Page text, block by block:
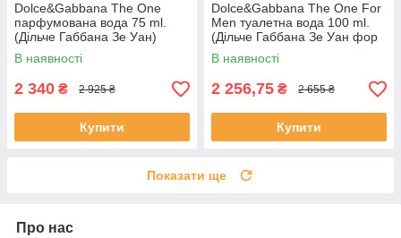
Dolce&Gabbana The One
парфумована вода 75 ml.
(Дільче Габбана Зе Уан)
В наявності
2 340 ₴ 2 925 ₴
Купити
Dolce&Gabbana The One For
Men туалетна вода 100 ml.
(Дільче Габбана Зе Уан фор
Мен)
В наявності
2 256,75 ₴ 2 655 ₴
Купити
Показати ще
Про нас